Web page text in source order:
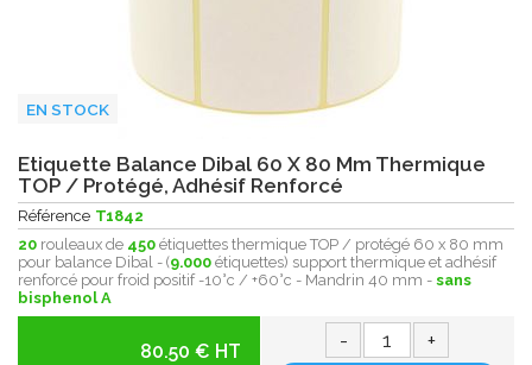
EN STOCK
Etiquette Balance Dibal 60 X 80 Mm Thermique
TOP / Protégé, Adhésif Renforcé
Référence T1842
20 rouleaux de 450 étiquettes thermique TOP / protégé 60 x 80 mm
pour balance Dibal - (9.000 étiquettes) support thermique et adhésif
renforcé pour froid positif -10°c / +60°c - Mandrin 40 mm - sans
bisphenol A
80.50 € HT - +